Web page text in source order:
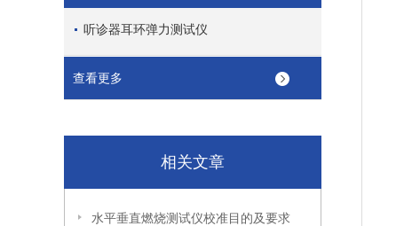
听诊器耳环弹力测试仪
查看更多
相关文章
水平垂直燃烧测试仪校准目的及要求